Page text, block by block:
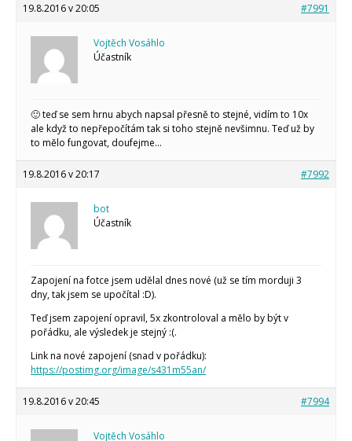
19.8.2016 v 20:05 #7991
Vojtěch Vosáhlo
Účastník
🙂 teď se sem hrnu abych napsal přesně to stejné, vidím to 10x
ale když to nepřepočítám tak si toho stejně nevšimnu. Teď už by
to mělo fungovat, doufejme…
19.8.2016 v 20:17 #7992
bot
Účastník
Zapojení na fotce jsem udělal dnes nové (už se tím morduji 3
dny, tak jsem se upočítal :D).
Teď jsem zapojení opravil, 5x zkontroloval a mělo by být v
pořádku, ale výsledek je stejný :(.
Link na nové zapojení (snad v pořádku):
https://postimg.org/image/s431m55an/
19.8.2016 v 20:45 #7994
Vojtěch Vosáhlo